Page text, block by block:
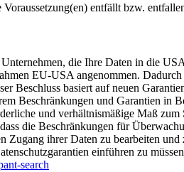
entfällt bzw.
die Ihre Daten in die
EU-USA angenommen.
Beschluss basiert auf neuen
Beschränkungen und Garantien
und verhältnismäßige Maß
die Beschränkungen für
Zugang ihrer Daten zu bearbeiten
einführen zu
search